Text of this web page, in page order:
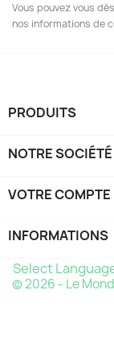
Vous pouvez vous
nos informations de
PRODUITS
NOTRE SOCIÉTÉ
VOTRE COMPTE
INFORMATIONS
Select
© 2026 - Le